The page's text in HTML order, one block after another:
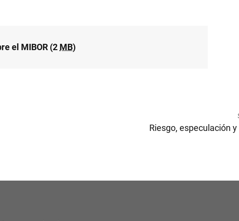
el MIBOR (2 MB)
Riesgo, especulación